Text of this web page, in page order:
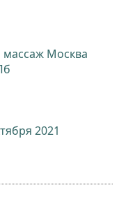
массаж Москва
2021